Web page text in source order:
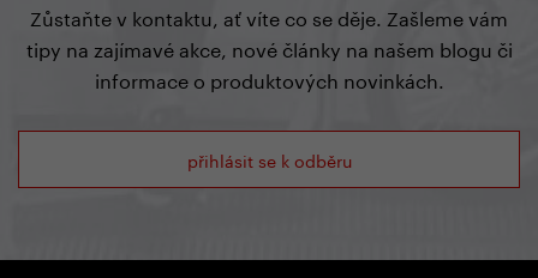
Zůstaňte v kontaktu, ať víte co se děje. Zašleme vám
tipy na zajímavé akce, nové články na našem blogu či
informace o produktových novinkách.
přihlásit se k odběru